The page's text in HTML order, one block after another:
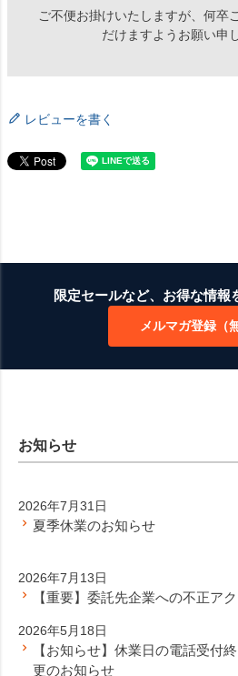
ご不便お掛けいたしますが、何卒
だけますようお願い申
レビューを書く
限定セールなど、お得な情報
メルマガ登録（
お知らせ
2026年7月31日
夏季休業のお知らせ
2026年7月13日
【重要】委託先企業への不正ア
2026年5月18日
【お知らせ】休業日の電話受付
更のお知らせ